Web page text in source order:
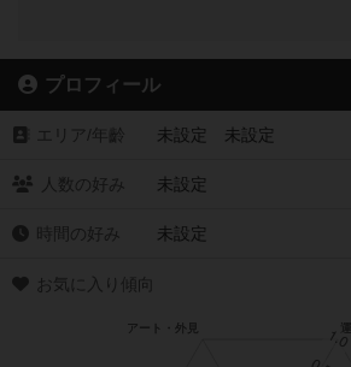
プロフィール
エリア/年齡 未設定 未設定
人数の好み 未設定
時間の好み 未設定
お気に入り傾向